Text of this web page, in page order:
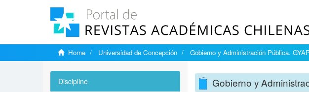
Home Universidad de Concepción Gobierno y Administración Pública.
Gobierno y
Discipline